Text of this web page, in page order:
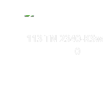
113 TN 2340-
0